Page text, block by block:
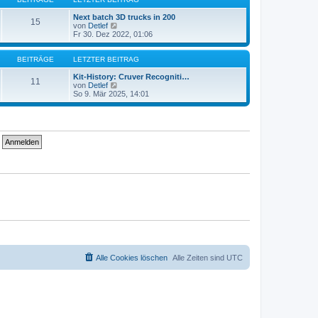
r
a
t
e
B
e
i
t
r
a
15
Next batch 3D trucks in 200
von Detlef
e
u
e
s
t
e
B
e
Fr 30. Dez 2022, 01:06
BEITRÄGE LETZTER BEITRAG
11
Kit-History: Cruver Recogniti…
von Detlef
e
u
So 9. Mär 2025, 14:01
Alle Zeiten sind UTC
Alle Cookies löschen